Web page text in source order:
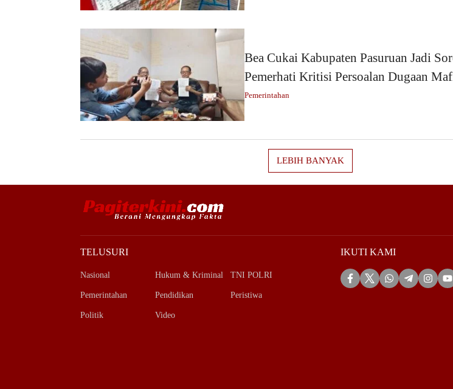
Bea Cukai Kabupaten Pasuruan Jadi
Pemerhati Kritisi Persoalan Dugaan
Pemerintahan
LEBIH BANYAK
TELUSURI
Nasional Hukum & Kriminal TNI POLRI
Pemerintahan Pendidikan Peristiwa
Politik Video
IKUTI KAMI